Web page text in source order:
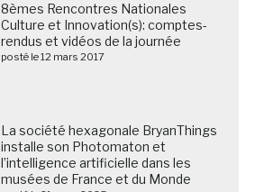
8èmes Rencontres Nationales
Culture et Innovation(s): comptes-
rendus et vidéos de la journée
posté le 12 mars 2017
La société hexagonale BryanThings
installe son Photomaton et
l’intelligence artificielle dans les
musées de France et du Monde